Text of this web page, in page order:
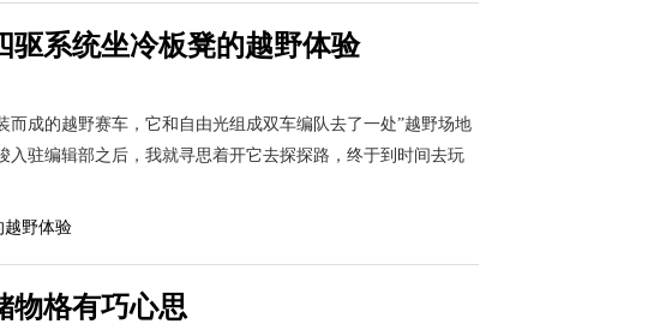
驱系统坐冷板凳的越野体验
而成的越野赛车，它和自由光组成双车编队去了一处”越野场地
入驻编辑部之后，我就寻思着开它去探探路，终于到时间去玩
物格有巧心思